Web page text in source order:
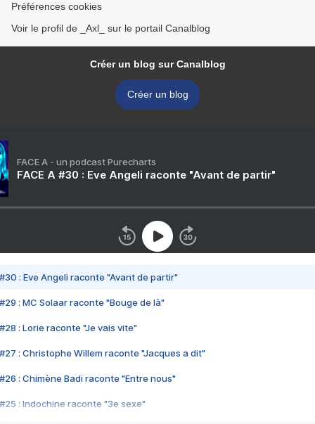
Préférences cookies
Voir le profil de _Axl_ sur le portail Canalblog
Créer un blog sur Canalblog
Créer un blog
FACE A - un podcast Purecharts
FACE A #30 : Eve Angeli raconte "Avant de partir"
#30 : Eve Angeli raconte "Avant de partir"
#29 : MC Solaar raconte "Bouge de là"
#28 : Lorie raconte "Je vais vite"
#27 : Christophe Willem raconte "Jacques a dit"
#26 : Chimène Badi raconte "Entre nous"
#25 : Indochine raconte "3e sexe"